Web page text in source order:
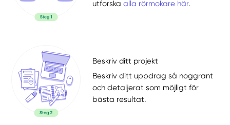
utforskaalla rörmokare här.
Beskriv ditt projekt
Beskriv ditt uppdrag så noggrant
och detaljerat som möjligt för
bästa resultat.